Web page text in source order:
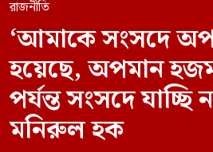
রাজনীতি
‘আমাকে সংসদে
হয়েছে, অপমান
পর্যন্ত সংসদে যাচ্ছি
মনিরুল হক